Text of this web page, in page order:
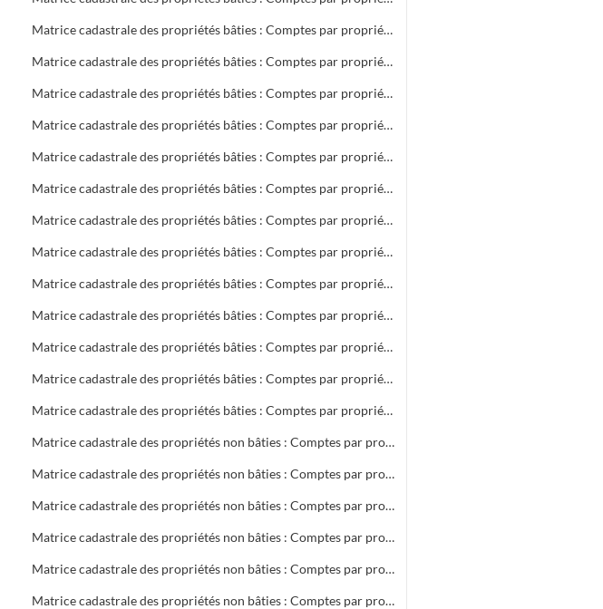
Matrice cadastrale des propriétés bâties : Comptes par propriétaire : B 1404 à C 400
Matrice cadastrale des propriétés bâties : Comptes par propriétaire : C 401 à 1268
Matrice cadastrale des propriétés bâties : Comptes par propriétaire : D 1 à E 116
Matrice cadastrale des propriétés bâties : Comptes par propriétaire : F 3 à 566
Matrice cadastrale des propriétés bâties : Comptes par propriétaire : G 3 à 989
Matrice cadastrale des propriétés bâties : Comptes par propriétaire : H 1 à L 98
Matrice cadastrale des propriétés bâties : Comptes par propriétaire : L 101 à M 220
Matrice cadastrale des propriétés bâties : Comptes par propriétaire : M 221 à 1116
Matrice cadastrale des propriétés bâties : Comptes par propriétaire : N 1 à P 729
Matrice cadastrale des propriétés bâties : Comptes par propriétaire : P 730 à R 574
Matrice cadastrale des propriétés bâties : Comptes par propriétaire : R 575 à S 601
Matrice cadastrale des propriétés bâties : Comptes par propriétaire : S 602 à 399
Matrice cadastrale des propriétés bâties : Comptes par propriétaire : V 2 à Z 27
Matrice cadastrale des propriétés non bâties : Comptes par propriétaire : A Collectivités
Matrice cadastrale des propriétés non bâties : Comptes par propriétaire : BA à BOS
Matrice cadastrale des propriétés non bâties : Comptes par propriétaire : BOU à CHAP
Matrice cadastrale des propriétés non bâties : Comptes par propriétaire : CHAR à DOV
Matrice cadastrale des propriétés non bâties : Comptes par propriétaire : DR à GA
Matrice cadastrale des propriétés non bâties : Comptes par propriétaire : GEB à K